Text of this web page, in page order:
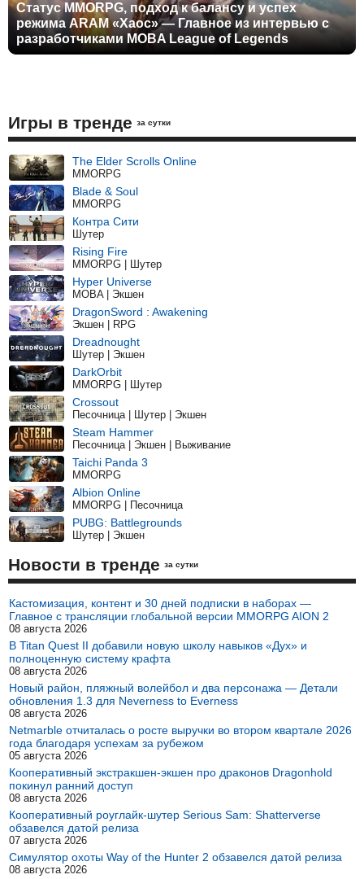
Статус MMORPG, подход к балансу и успех
режима ARAM «Хаос» — Главное из интервью с
разработчиками MOBA League of Legends
Игры в тренде за сутки
The Elder Scrolls Online
MMORPG
Blade & Soul
MMORPG
Контра Сити
Шутер
Rising Fire
MMORPG | Шутер
Hyper Universe
MOBA | Экшен
DragonSword : Awakening
Экшен | RPG
Dreadnought
Шутер | Экшен
DarkOrbit
MMORPG | Шутер
Crossout
Песочница | Шутер | Экшен
Steam Hammer
Песочница | Экшен | Выживание
Taichi Panda 3
MMORPG
Albion Online
MMORPG | Песочница
PUBG: Battlegrounds
Шутер | Экшен
Новости в тренде за сутки
Кастомизация, контент и 30 дней подписки в наборах —
Главное с трансляции глобальной версии MMORPG AION 2
08 августа 2026
В Titan Quest II добавили новую школу навыков «Дух» и
полноценную систему крафта
08 августа 2026
Новый район, пляжный волейбол и два персонажа — Детали
обновления 1.3 для Neverness to Everness
08 августа 2026
Netmarble отчиталась о росте выручки во втором квартале 2026
года благодаря успехам за рубежом
05 августа 2026
Кооперативный экстракшен-экшен про драконов Dragonhold
покинул ранний доступ
08 августа 2026
Кооперативный роуглайк-шутер Serious Sam: Shatterverse
обзавелся датой релиза
07 августа 2026
Симулятор охоты Way of the Hunter 2 обзавелся датой релиза
08 августа 2026